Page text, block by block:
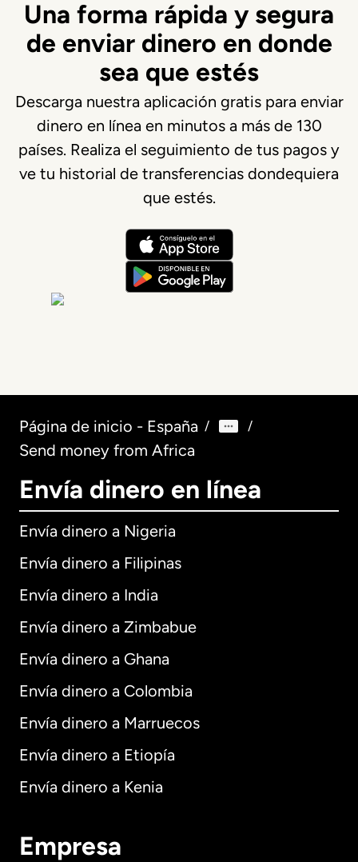
Una forma rápida y segura
de enviar dinero en donde
sea que estés
Descarga nuestra aplicación gratis para enviar
dinero en línea en minutos a más de 130
países. Realiza el seguimiento de tus pagos y
ve tu historial de transferencias dondequiera
que estés.
Página de inicio - España / /
Send money from Africa
Envía dinero en línea
Envía dinero a Nigeria
Envía dinero a Filipinas
Envía dinero a India
Envía dinero a Zimbabue
Envía dinero a Ghana
Envía dinero a Colombia
Envía dinero a Marruecos
Envía dinero a Etiopía
Envía dinero a Kenia
Empresa